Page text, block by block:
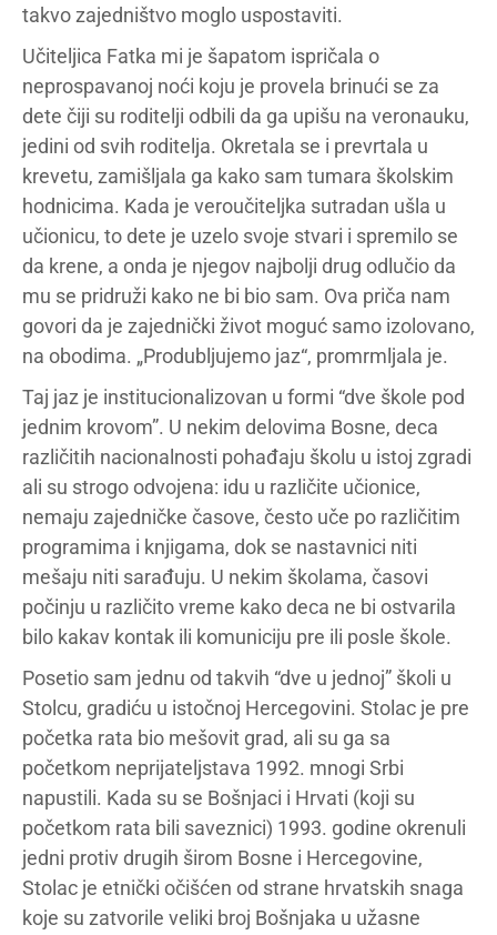
takvo zajedništvo moglo uspostaviti.
Učiteljica Fatka mi je šapatom ispričala o
neprospavanoj noći koju je provela brinući se za
dete čiji su roditelji odbili da ga upišu na veronauku,
jedini od svih roditelja. Okretala se i prevrtala u
krevetu, zamišljala ga kako sam tumara školskim
hodnicima. Kada je veroučiteljka sutradan ušla u
učionicu, to dete je uzelo svoje stvari i spremilo se
da krene, a onda je njegov najbolji drug odlučio da
mu se pridruži kako ne bi bio sam. Ova priča nam
govori da je zajednički život moguć samo izolovano,
na obodima. „Produbljujemo jaz“, promrmljala je.
Taj jaz je institucionalizovan u formi “dve škole pod
jednim krovom”. U nekim delovima Bosne, deca
različitih nacionalnosti pohađaju školu u istoj zgradi
ali su strogo odvojena: idu u različite učionice,
nemaju zajedničke časove, često uče po različitim
programima i knjigama, dok se nastavnici niti
mešaju niti sarađuju. U nekim školama, časovi
počinju u različito vreme kako deca ne bi ostvarila
bilo kakav kontak ili komuniciju pre ili posle škole.
Posetio sam jednu od takvih “dve u jednoj” školi u
Stolcu, gradiću u istočnoj Hercegovini. Stolac je pre
početka rata bio mešovit grad, ali su ga sa
početkom neprijateljstava 1992. mnogi Srbi
napustili. Kada su se Bošnjaci i Hrvati (koji su
početkom rata bili saveznici) 1993. godine okrenuli
jedni protiv drugih širom Bosne i Hercegovine,
Stolac je etnički očišćen od strane hrvatskih snaga
koje su zatvorile veliki broj Bošnjaka u užasne